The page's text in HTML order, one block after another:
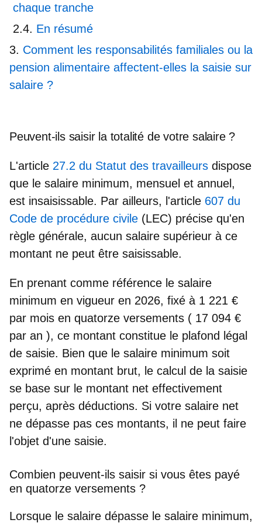
chaque tranche
En résumé
Comment les responsabilités familiales ou la
pension alimentaire affectent-elles la saisie sur
salaire ?
Peuvent-ils saisir la totalité de votre salaire ?
L'article 27.2 du Statut des travailleurs dispose
que le salaire minimum, mensuel et annuel,
est insaisissable. Par ailleurs, l'article 607 du
Code de procédure civile (LEC) précise qu'en
règle générale, aucun salaire supérieur à ce
montant ne peut être saisissable.
En prenant comme référence le salaire
minimum en vigueur en 2026, fixé à 1 221 €
par mois en quatorze versements ( 17 094 €
par an ), ce montant constitue le plafond légal
de saisie. Bien que le salaire minimum soit
exprimé en montant brut, le calcul de la saisie
se base sur le montant net effectivement
perçu, après déductions. Si votre salaire net
ne dépasse pas ces montants, il ne peut faire
l'objet d'une saisie.
Combien peuvent-ils saisir si vous êtes payé
en quatorze versements ?
Lorsque le salaire dépasse le salaire minimum,